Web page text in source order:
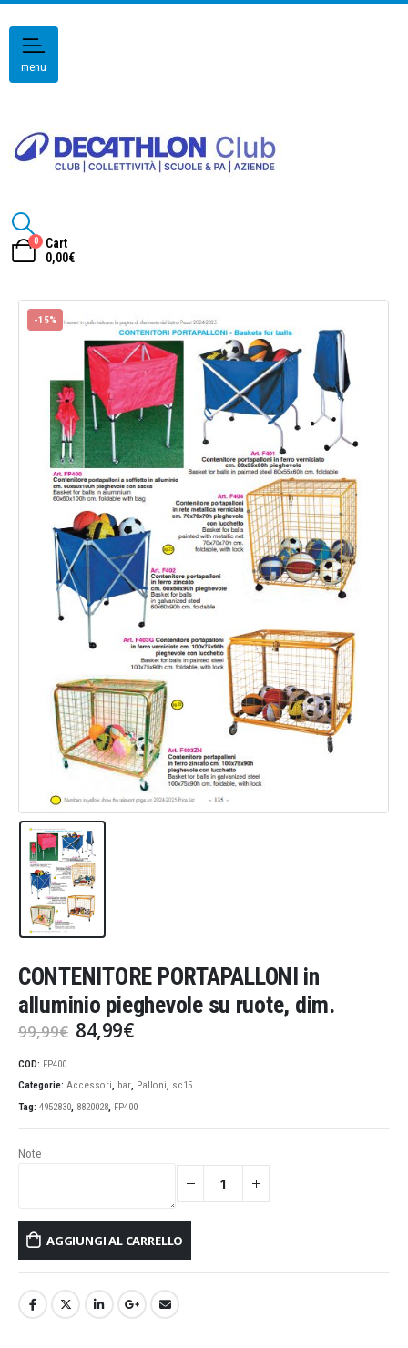
menu
0
Cart
0,00€
-15%
CONTENITORE PORTAPALLONI in
alluminio pieghevole su ruote, dim.
99,99€ Il
prezzo
era:
99,99€.
84,99€Il
è:
84,99€.
COD: FP400
Categorie: Accessori, bar, Palloni, sc15
Tag: 4952830 8820028 FP400
Note
AGGIUNGI AL CARRELLO